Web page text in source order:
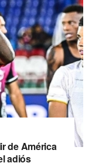
de América
adiós